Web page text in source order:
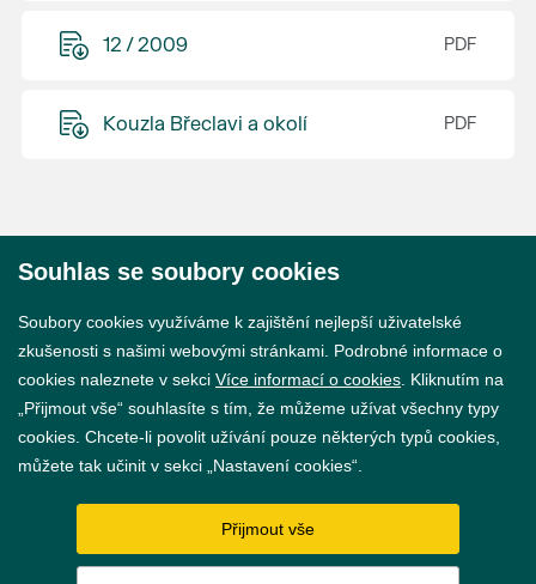
12 / 2009
Kouzla Břeclavi a okolí
GDPR
Nastavení cookies
Souhlas se soubory cookies
Soubory cookies využíváme k zajištění nejlepší uživatelské
zkušenosti s našimi webovými stránkami. Podrobné informace o
cookies naleznete v sekci Více informací o cookies . Kliknutím na
„Přijmout vše“ souhlasíte s tím, že můžeme užívat všechny typy
cookies. Chcete-li povolit užívání pouze některých typů cookies,
můžete tak učinit v sekci „Nastavení cookies“.
Přijmout vše